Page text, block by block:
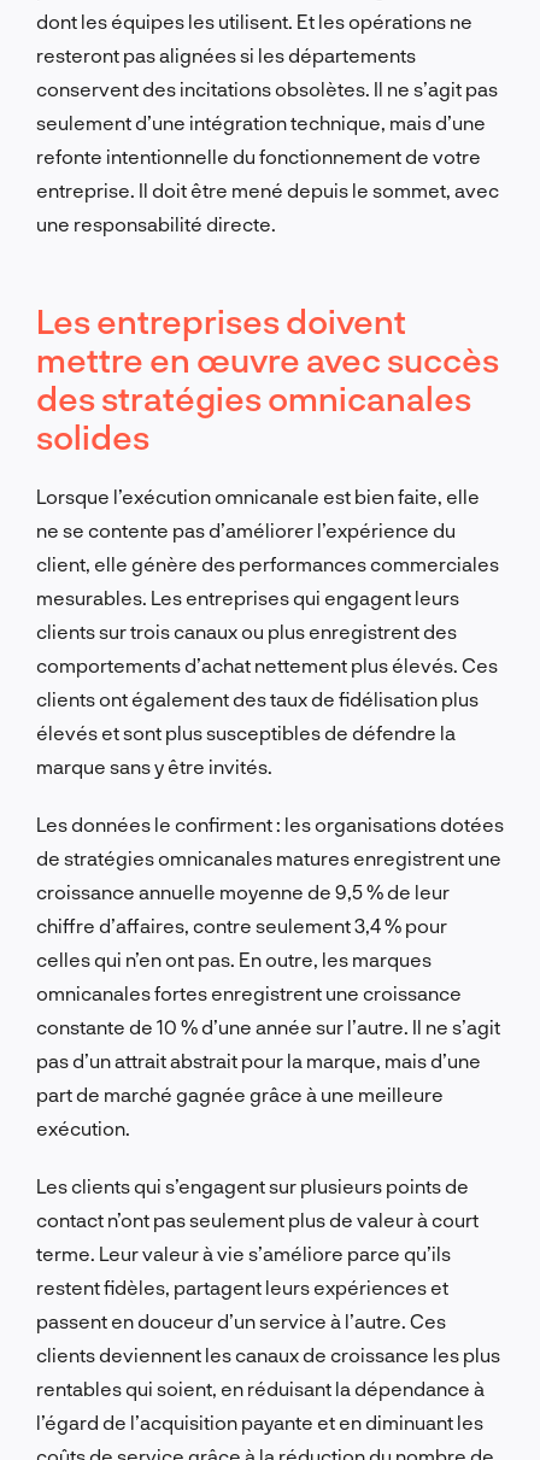
dont les équipes les utilisent. Et les opérations ne
resteront pas alignées si les départements
conservent des incitations obsolètes. Il ne s’agit pas
seulement d’une intégration technique, mais d’une
refonte intentionnelle du fonctionnement de votre
entreprise. Il doit être mené depuis le sommet, avec
une responsabilité directe.
Les entreprises doivent
mettre en œuvre avec succès
des stratégies omnicanales
solides
Lorsque l’exécution omnicanale est bien faite, elle
ne se contente pas d’améliorer l’expérience du
client, elle génère des performances commerciales
mesurables. Les entreprises qui engagent leurs
clients sur trois canaux ou plus enregistrent des
comportements d’achat nettement plus élevés. Ces
clients ont également des taux de fidélisation plus
élevés et sont plus susceptibles de défendre la
marque sans y être invités.
Les données le confirment : les organisations dotées
de stratégies omnicanales matures enregistrent une
croissance annuelle moyenne de 9,5 % de leur
chiffre d’affaires, contre seulement 3,4 % pour
celles qui n’en ont pas. En outre, les marques
omnicanales fortes enregistrent une croissance
constante de 10 % d’une année sur l’autre. Il ne s’agit
pas d’un attrait abstrait pour la marque, mais d’une
part de marché gagnée grâce à une meilleure
exécution.
Les clients qui s’engagent sur plusieurs points de
contact n’ont pas seulement plus de valeur à court
terme. Leur valeur à vie s’améliore parce qu’ils
restent fidèles, partagent leurs expériences et
passent en douceur d’un service à l’autre. Ces
clients deviennent les canaux de croissance les plus
rentables qui soient, en réduisant la dépendance à
l’égard de l’acquisition payante et en diminuant les
coûts de service grâce à la réduction du nombre de